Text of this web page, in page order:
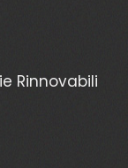
Rinnovabili